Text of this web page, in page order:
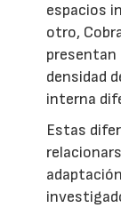
espacios
otro,
presentan
densidad
interna
Estas